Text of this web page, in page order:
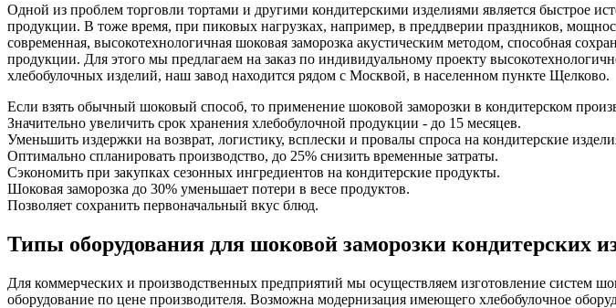
Одной из проблем торговли тортами и другими кондитерскими изделиями является быстрое
продукции. В тоже время, при пиковых нагрузках, например, в преддверии праздников,
современная, высокотехнологичная шоковая заморозка акустическим методом, способная
продукции. Для этого мы предлагаем на заказ по индивидуальному проекту
хлебобулочных изделий, наш завод находится рядом с Москвой, в населенном пункте Щелково.
Если взять обычный шоковый способ, то применение шоковой заморозки в кондитерском
Значительно увеличить срок хранения хлебобулочной продукции - до 15 месяцев.
Уменьшить издержки на возврат, логистику, всплески и провалы спроса на кондитерские
Оптимально спланировать производство, до 25% снизить временные затраты.
Сэкономить при закупках сезонных ингредиентов на кондитерские продукты.
Шоковая заморозка до 30% уменьшает потери в весе продуктов.
Позволяет сохранить первоначальный вкус блюд.
Типы оборудования для шоковой заморозки кондитерских
Для коммерческих и производственных предприятий мы осуществляем изготовление систем
оборудование по цене производителя. Возможна модернизация имеющего хлебобулочное